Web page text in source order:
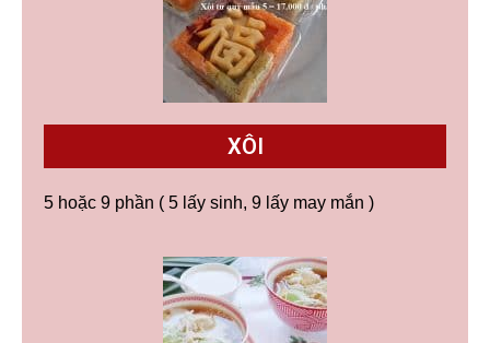
XÔI
5 hoặc 9 phần ( 5 lấy sinh, 9 lấy may mắn )